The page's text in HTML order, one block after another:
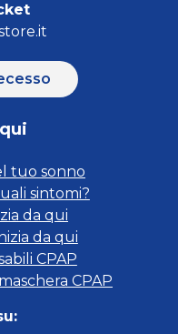
tuo sonno
sintomi?
da qui
da qui
CPAP
CPAP